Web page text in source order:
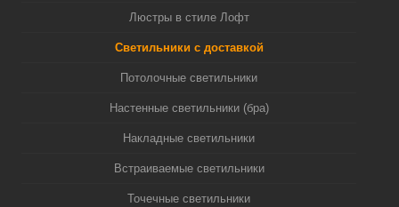
Люстры в стиле Лофт
Светильники с доставкой
Потолочные светильники
Настенные светильники (бра)
Накладные светильники
Встраиваемые светильники
Точечные светильники